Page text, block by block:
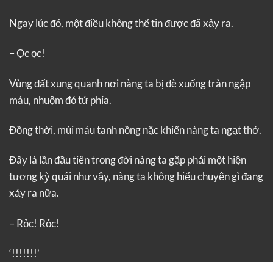
Ngay lúc đó, một điều không thể tin được đã xảy ra.
– Ọc ọc!
Vùng đất xung quanh nơi nàng ta bị đè xuống tràn ngập
máu, nhuộm đỏ tứ phía.
Đồng thời, mùi máu tanh nồng nặc khiến nàng ta ngạt thở.
Đây là lần đầu tiên trong đời nàng ta gặp phải một hiện
tượng kỳ quái như vậy, nàng ta không hiểu chuyện gì đang
xảy ra nữa.
– Rỏc! Rỏc!
‘!!!!!!!’